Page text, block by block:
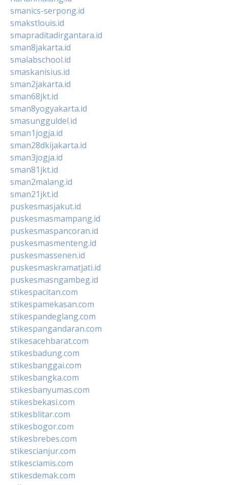
smanics-serpong.id
smakstlouis.id
smapraditadirgantara.id
sman8jakarta.id
smalabschool.id
smaskanisius.id
sman2jakarta.id
sman68jkt.id
sman8yogyakarta.id
smasungguldel.id
sman1jogja.id
sman28dkijakarta.id
sman3jogja.id
sman81jkt.id
sman2malang.id
sman21jkt.id
puskesmasjakut.id
puskesmasmampang.id
puskesmaspancoran.id
puskesmasmenteng.id
puskesmassenen.id
puskesmaskramatjati.id
puskesmasngambeg.id
stikespacitan.com
stikespamekasan.com
stikespandeglang.com
stikespangandaran.com
stikesacehbarat.com
stikesbadung.com
stikesbanggai.com
stikesbangka.com
stikesbanyumas.com
stikesbekasi.com
stikesblitar.com
stikesbogor.com
stikesbrebes.com
stikescianjur.com
stikesciamis.com
stikesdemak.com